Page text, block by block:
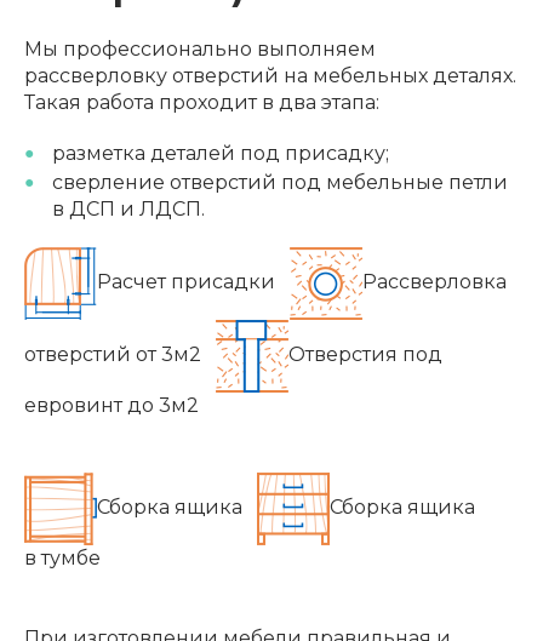
Мы профессионально выполняем
рассверловку отверстий на мебельных деталях.
Такая работа проходит в два этапа:
разметка деталей под присадку;
сверление отверстий под мебельные петли
в ДСП и ЛДСП.
Расчет присадки Рассверловка
отверстий от 3м2 Отверстия под
евровинт до 3м2
Сборка ящика Сборка ящика
в тумбе